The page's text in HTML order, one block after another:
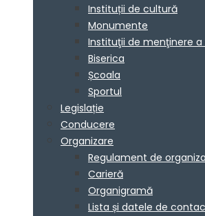
Instituții de cultură
Monumente
Instituţii de menţinere a
Biserica
Școala
Sportul
Legislație
Conducere
Organizare
Regulament de
Carieră
Organigramă
Lista și datele de